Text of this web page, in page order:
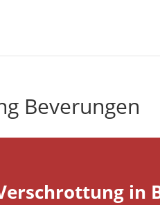
Beverungen
in